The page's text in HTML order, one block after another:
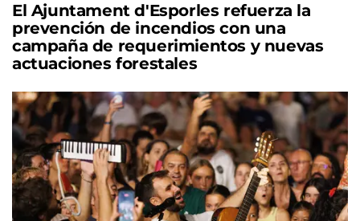
El Ajuntament d'Esporles refuerza la
prevención de incendios con una
campaña de requerimientos y nuevas
actuaciones forestales